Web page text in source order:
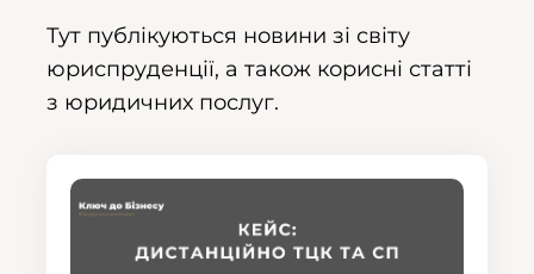
Тут публікуються новини зі світу
юриспруденції, а також корисні статті
з юридичних послуг.